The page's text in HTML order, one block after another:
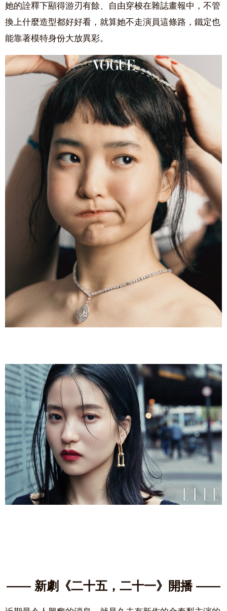
她的詮釋下顯得游刃有餘、自由穿梭在雜誌畫報中，不管
換上什麼造型都好好看，就算她不走演員這條路，鐵定也
能靠著模特身份大放異彩。
—— 新劇《二十五，二十一》開播 ——